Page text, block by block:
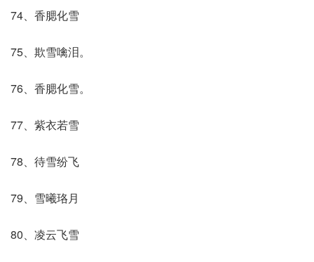
74、香腮化雪
75、欺雪噙泪。
76、香腮化雪。
77、紫衣若雪
78、待雪纷飞
79、雪曦珞月
80、凌云飞雪